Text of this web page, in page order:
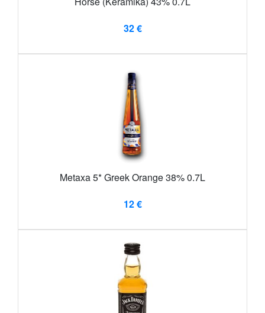
32 €
Metaxa 5* Greek Orange 38% 0.7L
12 €